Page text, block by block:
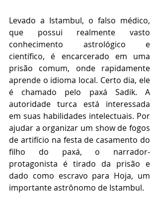
Levado a Istambul, o falso médico,
que possui realmente vasto
conhecimento astrológico e
científico, é encarcerado em uma
prisão comum, onde rapidamente
aprende o idioma local. Certo dia, ele
é chamado pelo paxá Sadik. A
autoridade turca está interessada
em suas habilidades intelectuais. Por
ajudar a organizar um show de fogos
de artifício na festa de casamento do
filho do paxá, o narrador-
protagonista é tirado da prisão e
dado como escravo para Hoja, um
importante astrônomo de Istambul.